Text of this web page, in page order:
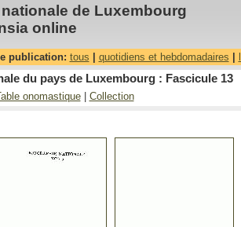
de Luxembourg
online
publication: tous quotidiens et hebdomadaires
du pays de Luxembourg : Fascicule 13
onomastique| Collection